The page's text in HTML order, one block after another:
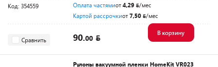
Код: 354559 Оплата частямиот4,29
/мес
Картой рассрочкиот7,50 /мес
Сравнить 90.00
В корзину
Рулоны вакуумной пленки HomeKit VR023